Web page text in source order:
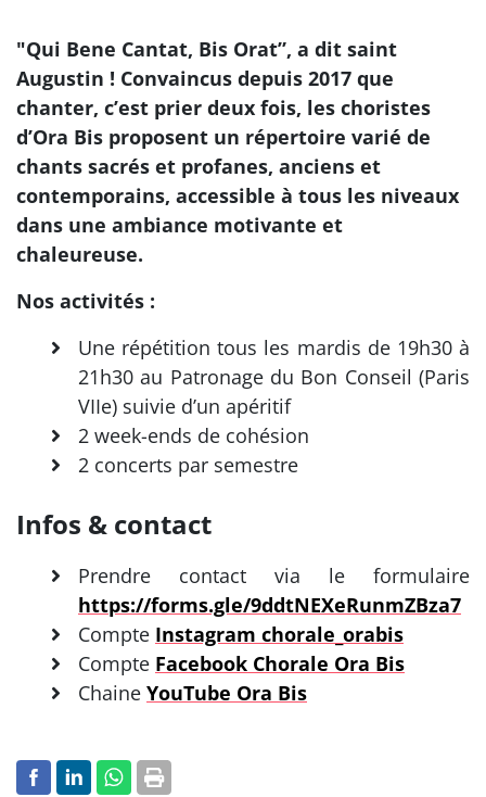
"Qui Bene Cantat, Bis Orat”, a dit saint
Augustin ! Convaincus depuis 2017 que
chanter, c’est prier deux fois, les choristes
d’Ora Bis proposent un répertoire varié de
chants sacrés et profanes, anciens et
contemporains, accessible à tous les niveaux
dans une ambiance motivante et
chaleureuse.
Nos activités :
Une répétition tous les mardis de 19h30 à
21h30 au Patronage du Bon Conseil (Paris
VIIe) suivie d’un apéritif
2 week-ends de cohésion
2 concerts par semestre
Infos & contact
Prendre contact via le formulaire
https://forms.gle/9ddtNEXeRunmZBza7
Compte Instagram chorale_orabis
Compte Facebook Chorale Ora Bis
Chaine YouTube Ora Bis